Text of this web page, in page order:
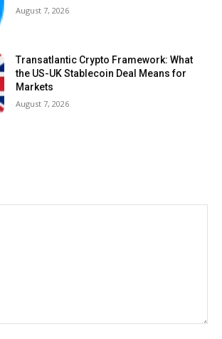
August 7, 2026
Transatlantic Crypto Framework: What
the US-UK Stablecoin Deal Means for
Markets
August 7, 2026